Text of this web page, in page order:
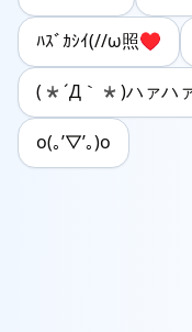
ﾊｽﾞｶｼｲ(//ω照♥
(*´Д｀*)ハァハ
o(｡’▽’｡)o